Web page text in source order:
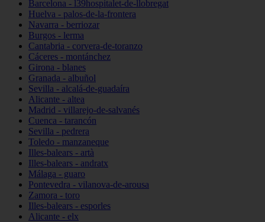
Barcelona - l39hospitalet-de-llobregat
Huelva - palos-de-la-frontera
Navarra - berriozar
Burgos - lerma
Cantabria - corvera-de-toranzo
Cáceres - montánchez
Girona - blanes
Granada - albuñol
Sevilla - alcalá-de-guadaíra
Alicante - altea
Madrid - villarejo-de-salvanés
Cuenca - tarancón
Sevilla - pedrera
Toledo - manzaneque
Illes-balears - artà
Illes-balears - andratx
Málaga - guaro
Pontevedra - vilanova-de-arousa
Zamora - toro
Illes-balears - esporles
Alicante - elx